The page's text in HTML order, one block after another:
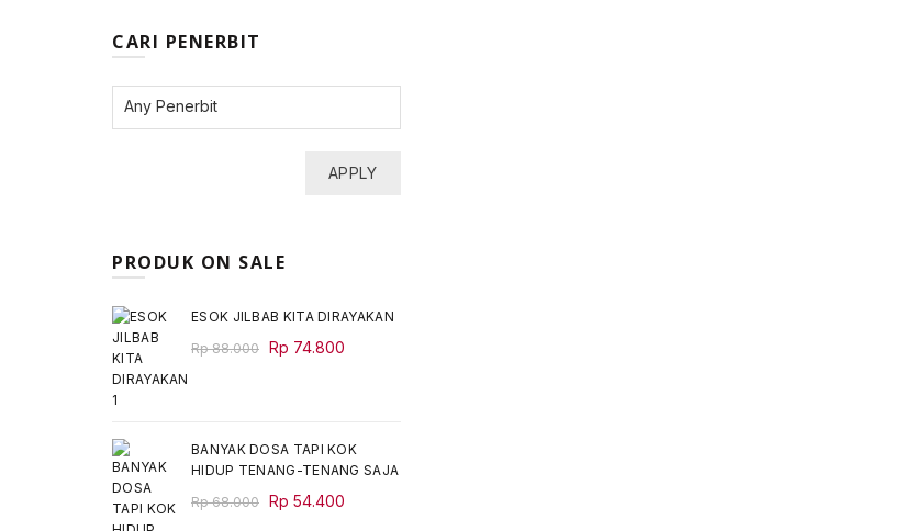
CARI PENERBIT
APPLY
PRODUK ON SALE
ESOK JILBAB KITA DIRAYAKAN
Rp88.000 Original
Rp 74.800
BANYAK DOSA TAPI KOK
HIDUP TENANG-TENANG SAJA
Rp68.000 Original
Rp 54.400